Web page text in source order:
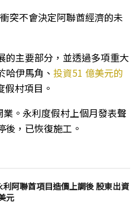
突不會決定阿聯酋經濟的未
的主要部分，並透過多項重大
哈伊馬角、 投資51 億美元的
假村項目。
。永利度假村上個月發表聲
後，已恢復施工。
阿聯酋項目造價上調後 股東出資
元